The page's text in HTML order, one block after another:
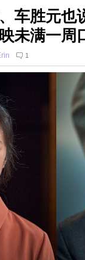
车胜元也
未满一周
1